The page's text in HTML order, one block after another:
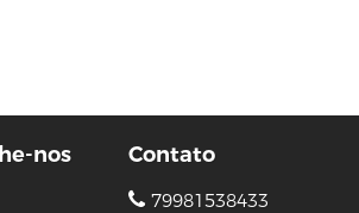
nos Contato
79981538433